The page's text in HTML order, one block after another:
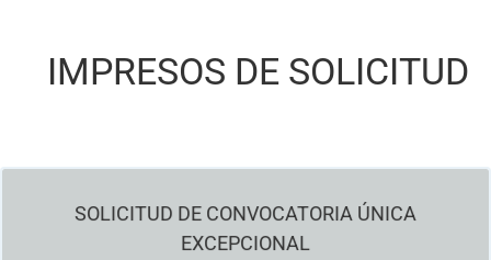
IMPRESOS DE SOLICITUD
SOLICITUD DE CONVOCATORIA ÚNICA
EXCEPCIONAL
SOLICITUD DE CONVOCATORIA ÚNICA EXCEPCIONAL
Se realizará obligatoriamente en el curso inmediatamente